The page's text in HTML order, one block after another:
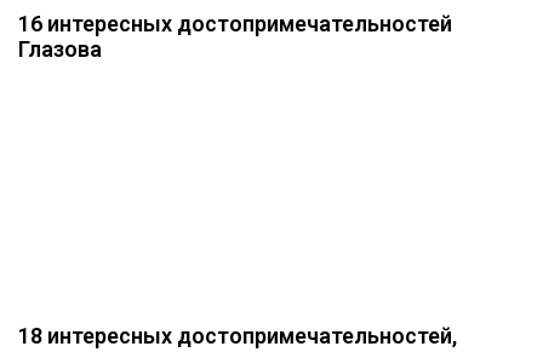
16 интересных достопримечательностей
Глазова
18 интересных достопримечательностей,